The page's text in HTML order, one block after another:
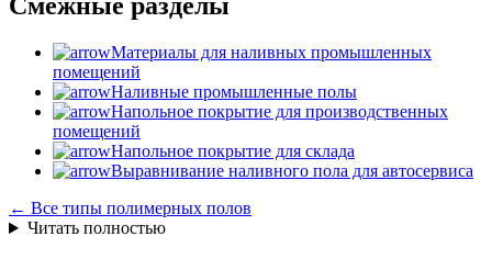
Материалы для наливных промышленных
помещений
Наливные промышленные полы
Напольное покрытие для производственных
помещений
Напольное покрытие для склада
Выравнивание наливного пола для автосервиса
← Все типы полимерных полов
Читать полностью